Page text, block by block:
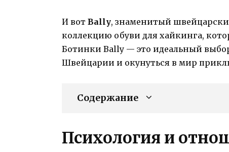
И вот Bally, знаменитый
коллекцию обуви для хайкинга,
Ботинки Bally — это идеальный
Швейцарии и окунуться в мир
Содержание
Психология и